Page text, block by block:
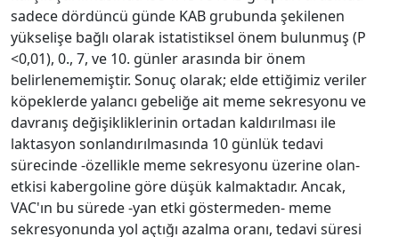
sadece dördüncü günde KAB grubunda şekilenen
yükselişe bağlı olarak istatistiksel önem bulunmuş (P
<0,01), 0., 7, ve 10. günler arasında bir önem
belirlenememiştir. Sonuç olarak; elde ettiğimiz veriler
köpeklerde yalancı gebeliğe ait meme sekresyonu ve
davranış değişikliklerinin ortadan kaldırılması ile
laktasyon sonlandırılmasında 10 günlük tedavi
sürecinde -özellikle meme sekresyonu üzerine olan-
etkisi kabergoline göre düşük kalmaktadır. Ancak,
VAC'ın bu sürede -yan etki göstermeden- meme
sekresyonunda yol açtığı azalma oranı, tedavi süresi